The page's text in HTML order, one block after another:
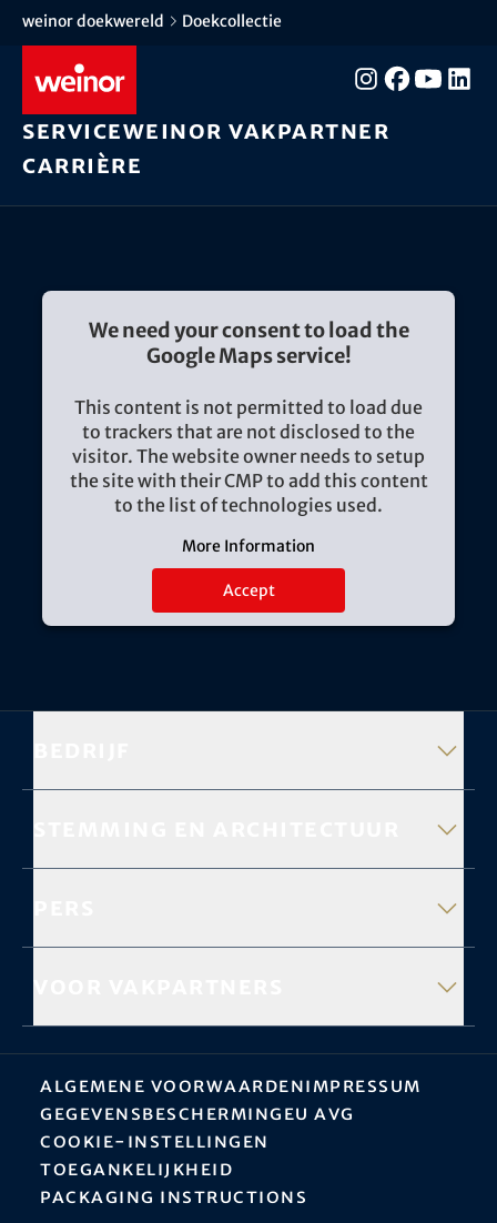
weinor doekwereld Doekcollectie
Serviceweinor vakpartner
Carrière
We need your consent to load the
Google Maps service!
This content is not permitted to load due
to trackers that are not disclosed to the
visitor. The website owner needs to setup
the site with their CMP to add this content
to the list of technologies used.
More Information
Accept
Algemene VoorwaardenImpressum
Gegevensbescherming EU AVG
Cookie-instellingen
Toegankelijkheid
Packaging instructions